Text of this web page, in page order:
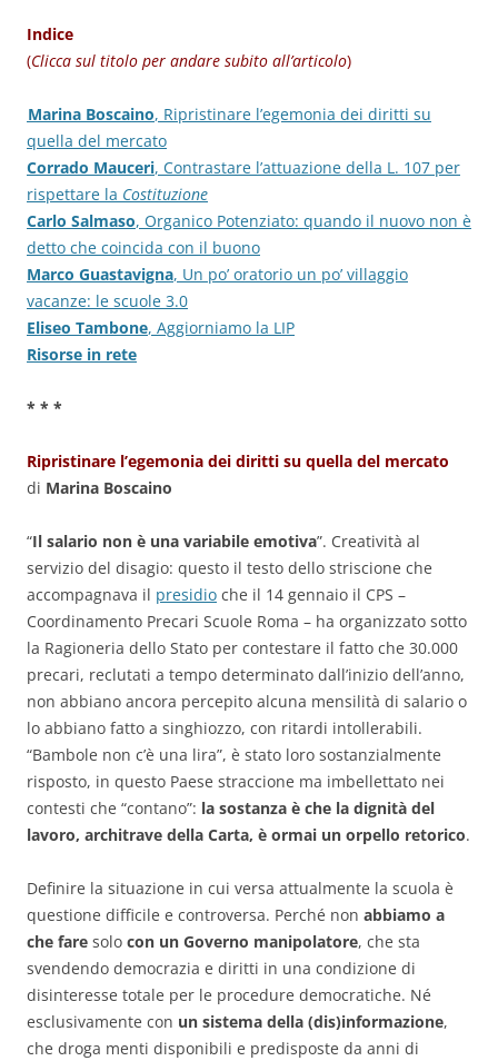
Indice
(Clicca sul titolo per andare subito all’articolo)
Marina Boscaino, Ripristinare l’egemonia dei diritti su
quella del mercato
Corrado Mauceri, Contrastare l’attuazione della L. 107 per
rispettare la Costituzione
Carlo Salmaso, Organico Potenziato: quando il nuovo non è
detto che coincida con il buono
Marco Guastavigna, Un po’ oratorio un po’ villaggio
vacanze: le scuole 3.0
Eliseo Tambone, Aggiorniamo la LIP
Risorse in rete
* * *
Ripristinare l’egemonia dei diritti su quella del mercato
di Marina Boscaino
“Il salario non è una variabile emotiva”. Creatività al
servizio del disagio: questo il testo dello striscione che
accompagnava il presidio che il 14 gennaio il CPS –
Coordinamento Precari Scuole Roma – ha organizzato sotto
la Ragioneria dello Stato per contestare il fatto che 30.000
precari, reclutati a tempo determinato dall’inizio dell’anno,
non abbiano ancora percepito alcuna mensilità di salario o
lo abbiano fatto a singhiozzo, con ritardi intollerabili.
“Bambole non c’è una lira”, è stato loro sostanzialmente
risposto, in questo Paese straccione ma imbellettato nei
contesti che “contano”: la sostanza è che la dignità del
lavoro, architrave della Carta, è ormai un orpello retorico.
Definire la situazione in cui versa attualmente la scuola è
questione difficile e controversa. Perché non abbiamo a
che fare solo con un Governo manipolatore, che sta
svendendo democrazia e diritti in una condizione di
disinteresse totale per le procedure democratiche. Né
esclusivamente con un sistema della (dis)informazione,
che droga menti disponibili e predisposte da anni di